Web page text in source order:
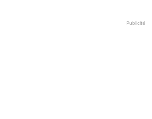
Publicité